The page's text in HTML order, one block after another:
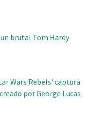
brutal Tom Hardy
Wars Rebels' captura
por George Lucas